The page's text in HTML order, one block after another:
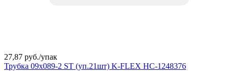
27,87 руб./упак
Трубка 09х089-2 ST (уп.21шт) K-FLEX НС-1248376